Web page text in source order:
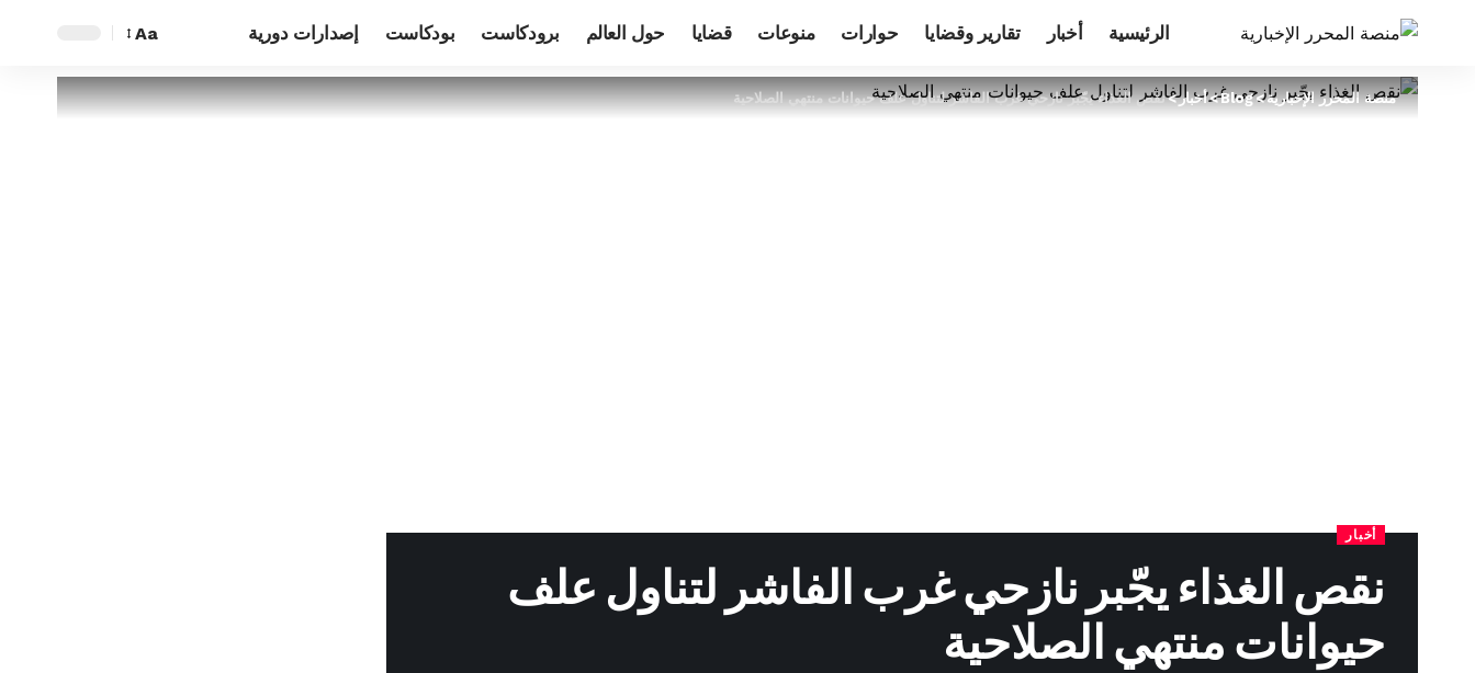
الرئيسية أخبار تقارير وقضايا حوارات منوعات قضايا حول العالم برودكاست بودكاست إصدارات دورية Aa
منصة المحرر الإخبارية>
Blog
>أخبار>نقص الغذاء يجّبر نازحي غرب الفاشر لتناول علف حيوانات منتهي الصلاحية
أخبار
نقص الغذاء يجّبر نازحي غرب الفاشر لتناول علف
حيوانات منتهي الصلاحية